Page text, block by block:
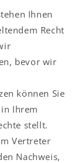
Ihnen
Recht
bevor wir
können Sie
Ihrem
stellt.
Vertreter
Nachweis,